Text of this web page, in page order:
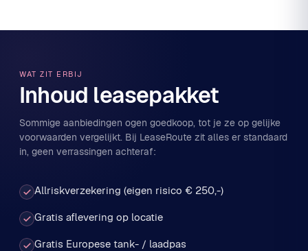
WAT ZIT ERBIJ
Inhoud leasepakket
Sommige aanbiedingen ogen goedkoop, tot je ze op gelijke
voorwaarden vergelijkt. Bij LeaseRoute zit alles er standaard
in, geen verrassingen achteraf:
Allriskverzekering (eigen risico € 250,-)
Gratis aflevering op locatie
Gratis Europese tank- / laadpas